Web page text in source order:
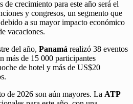
crecimiento para este año será el
y congresos, un segmento que
a su mayor impacto económico
vacaciones.
del año, Panamá realizó 38 eventos
más de 15 000 participantes
de hotel y más de US$20
de 2026 son aún mayores. La ATP